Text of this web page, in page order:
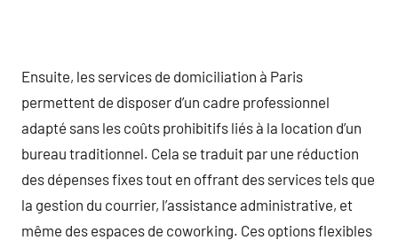
Ensuite, les services de domiciliation à Paris
permettent de disposer d’un cadre professionnel
adapté sans les coûts prohibitifs liés à la location d’un
bureau traditionnel. Cela se traduit par une réduction
des dépenses fixes tout en offrant des services tels que
la gestion du courrier, l’assistance administrative, et
même des espaces de coworking. Ces options flexibles